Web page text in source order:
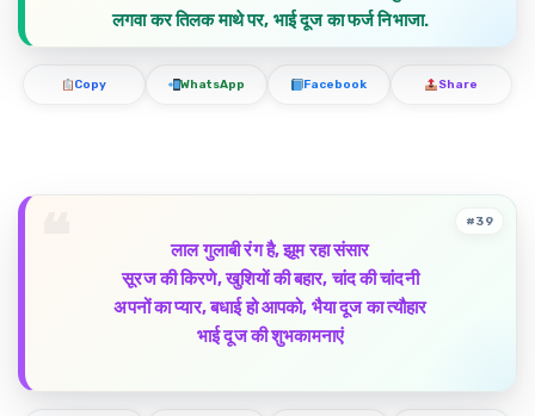
लगवा कर तिलक माथे पर, भाई दूज का फर्ज निभाजा.
Copy WhatsApp Facebook Share
लाल गुलाबी रंग है, झूम रहा संसार
सूरज की किरणे, खुशियों की बहार, चांद की चांदनी
अपनों का प्यार, बधाई हो आपको, भैया दूज का त्यौहार
भाई दूज की शुभकामनाएं
#39